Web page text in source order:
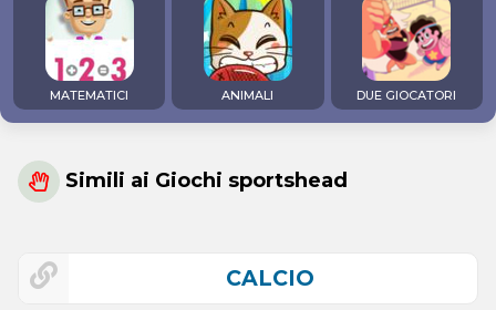
MATEMATICI ANIMALI DUE GIOCATORI
Simili ai Giochi sportshead
CALCIO